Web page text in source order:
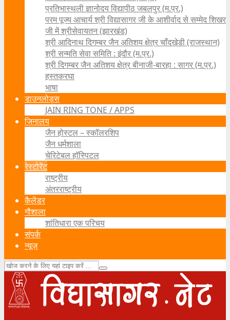
प्रतिभास्थली ज्ञानोदय विद्यापीठ जबलपुर (म.प्र.)
परम पूज्य आचार्य श्री विद्यासागर जी के आशीर्वाद से सम्मेद शिखर
जी में श्रीसेवायतन (झारखंड)
श्री आदिनाथ दिगम्बर जैन अतिशय क्षेत्र चाँदखेडी (राजस्थान)
श्री सन्मति सेवा समिति : इंदौर (म.प्र.)
श्री दिगम्बर जैन अतिशय क्षेत्र बीनाजी-बारहा : सागर (म.प्र.)
हस्तकरघा
भाषा
डाउनलोड्स
JAIN RING TONE / APPS
जिनालय
जैन होस्टल – स्कॉलरशिप
जैन धर्मशाला
चेरिटेबल हॉस्पिटल
रेस्टोरेंट
राष्ट्रीय
अंतरराष्ट्रीय
कैलेंडर
गौशाला
शांतिधारा एक परिचय
संपर्क
न्यूज़